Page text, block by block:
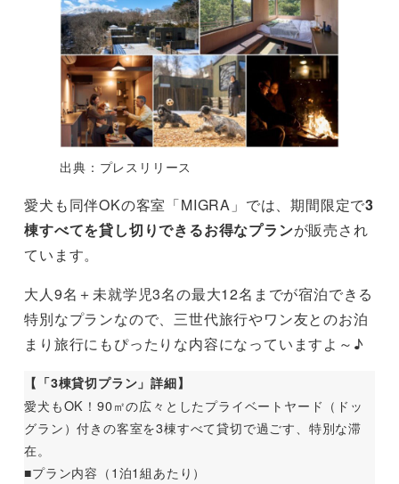
出典：プレスリリース
愛犬も同伴OKの客室「MIGRA」では、期間限定で3
棟すべてを貸し切りできるお得なプランが販売され
ています。
大人9名＋未就学児3名の最大12名までが宿泊できる
特別なプランなので、三世代旅行やワン友とのお泊
まり旅行にもぴったりな内容になっていますよ～♪
【「3棟貸切プラン」詳細】
愛犬もOK！90㎡の広々としたプライベートヤード（ドッ
グラン）付きの客室を3棟すべて貸切で過ごす、特別な滞
在。
■プラン内容（1泊1組あたり）